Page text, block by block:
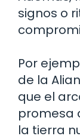
signos o
Por
de la
que el
promesa
la tierra